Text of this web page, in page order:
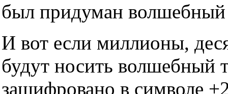
был придуман волшебный
И вот если миллионы,
будут носить волшебный
зашифровано в символе